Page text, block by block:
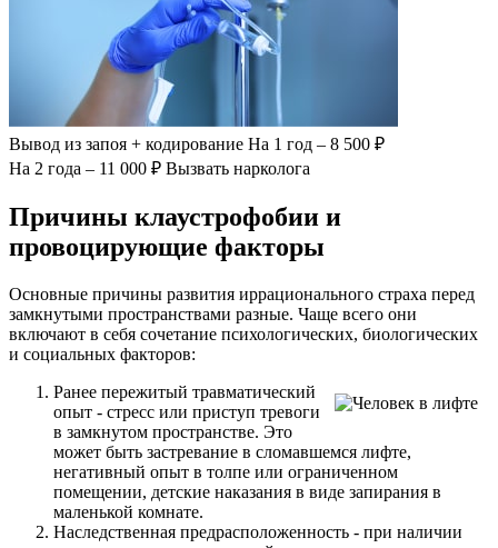
Вывод из запоя + кодирование На 1 год – 8 500 ₽
На 2 года – 11 000 ₽ Вызвать нарколога
Причины клаустрофобии и
провоцирующие факторы
Основные причины развития иррационального страха перед
замкнутыми пространствами разные. Чаще всего они
включают в себя сочетание психологических, биологических
и социальных факторов:
Ранее пережитый травматический
опыт - стресс или приступ тревоги
в замкнутом пространстве. Это
может быть застревание в сломавшемся лифте,
негативный опыт в толпе или ограниченном
помещении, детские наказания в виде запирания в
маленькой комнате.
Наследственная предрасположенность - при наличии